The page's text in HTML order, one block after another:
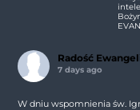
Radość
7 days ago
W dniu wspomnienia św.